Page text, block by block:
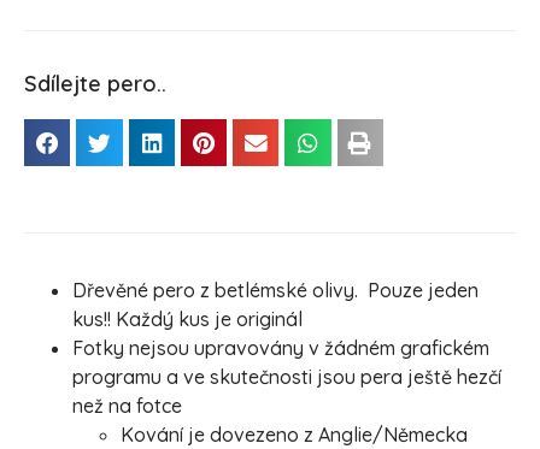
Sdílejte pero..
Dřevěné pero z betlémské olivy. Pouze jeden
kus!! Každý kus je originál
Fotky nejsou upravovány v žádném grafickém
programu a ve skutečnosti jsou pera ještě hezčí
než na fotce
Kování je dovezeno z Anglie/Německa